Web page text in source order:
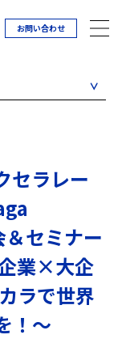
お問い合わせ
セラレー
セミナー
業×大企
ラで世界
！～